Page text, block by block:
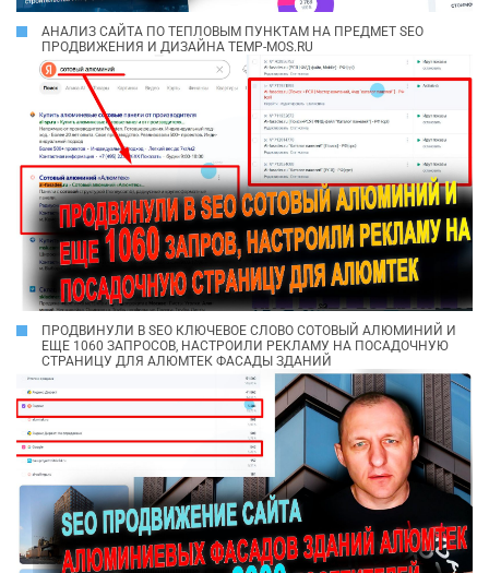
АНАЛИЗ САЙТА ПО ТЕПЛОВЫМ ПУНКТАМ НА ПРЕДМЕТ SEO
ПРОДВИЖЕНИЯ И ДИЗАЙНА TEMP-MOS.RU
ПРОДВИНУЛИ В SEO КЛЮЧЕВОЕ СЛОВО СОТОВЫЙ АЛЮМИНИЙ И
ЕЩЕ 1060 ЗАПРОСОВ, НАСТРОИЛИ РЕКЛАМУ НА ПОСАДОЧНУЮ
СТРАНИЦУ ДЛЯ АЛЮМТЕК ФАСАДЫ ЗДАНИЙ